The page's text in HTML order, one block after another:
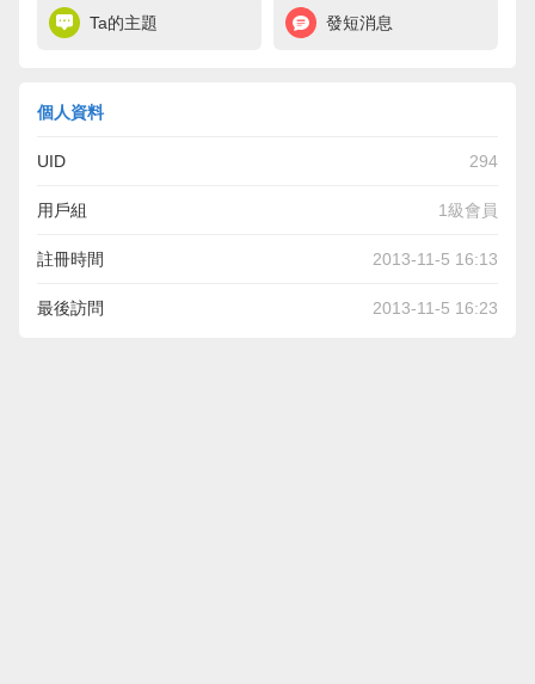
Ta的主題 發短消息
個人資料
UID 294
用戶組 1級會員
註冊時間 2013-11-5 16:13
最後訪問 2013-11-5 16:23